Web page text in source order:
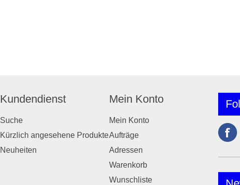
Kundendienst
Suche
Kürzlich angesehene Produkte
Neuheiten
Mein Konto
Mein Konto
Aufträge
Adressen
Warenkorb
Wunschliste